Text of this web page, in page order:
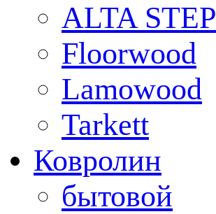
ALTA STEP
Floorwood
Lamowood
Tarkett
Ковролин
бытовой